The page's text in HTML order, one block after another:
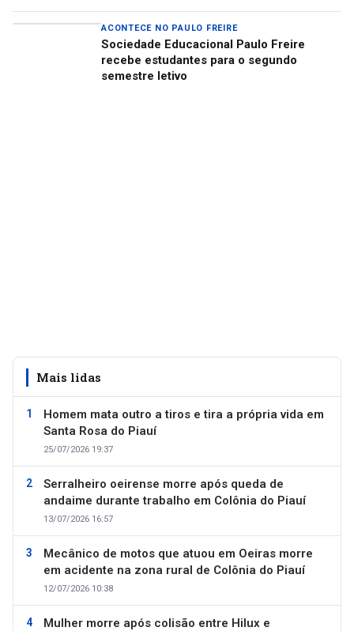
ACONTECE NO PAULO FREIRE
Sociedade Educacional Paulo Freire
recebe estudantes para o segundo
semestre letivo
Mais lidas
Homem mata outro a tiros e tira a própria vida em
Santa Rosa do Piauí
25/07/2026 19:37
Serralheiro oeirense morre após queda de
andaime durante trabalho em Colônia do Piauí
13/07/2026 16:57
Mecânico de motos que atuou em Oeiras morre
em acidente na zona rural de Colônia do Piauí
12/07/2026 10:38
Mulher morre após colisão entre Hilux e